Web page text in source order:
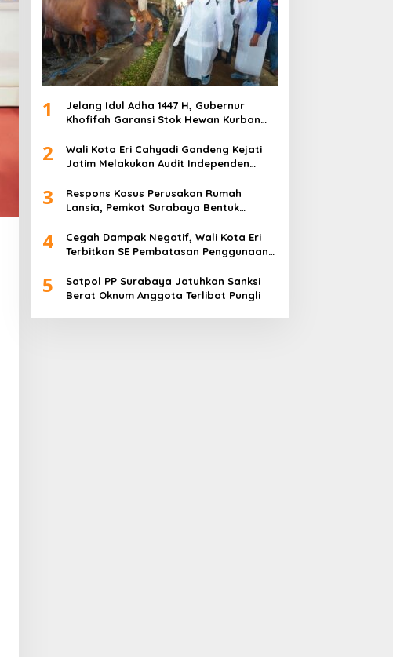
1
Jelang Idul Adha 1447 H, Gubernur
Khofifah Garansi Stok Hewan Kurban
2
Wali Kota Eri Cahyadi Gandeng Kejati
Jatim Melakukan Audit Independen
3
Respons Kasus Perusakan Rumah
Lansia, Pemkot Surabaya Bentuk
4
Cegah Dampak Negatif, Wali Kota Eri
Terbitkan SE Pembatasan Penggunaan
5
Satpol PP Surabaya Jatuhkan Sanksi
Berat Oknum Anggota Terlibat Pungli